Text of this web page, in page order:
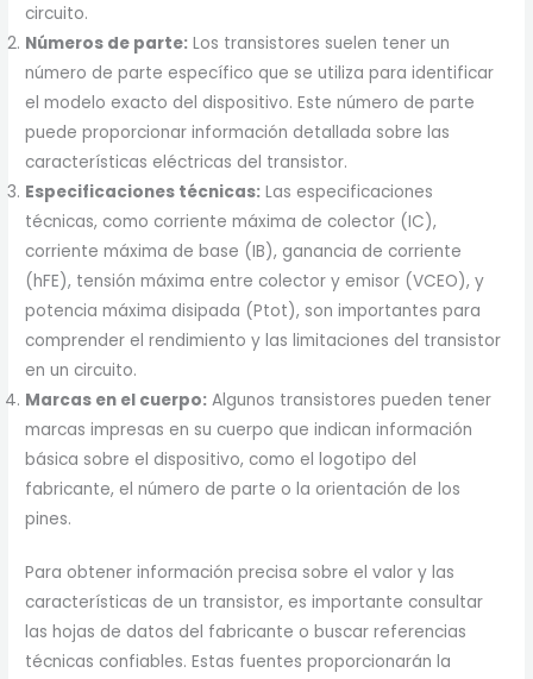
circuito.
Números de parte: Los transistores suelen tener un
número de parte específico que se utiliza para identificar
el modelo exacto del dispositivo. Este número de parte
puede proporcionar información detallada sobre las
características eléctricas del transistor.
Especificaciones técnicas: Las especificaciones
técnicas, como corriente máxima de colector (IC),
corriente máxima de base (IB), ganancia de corriente
(hFE), tensión máxima entre colector y emisor (VCEO), y
potencia máxima disipada (Ptot), son importantes para
comprender el rendimiento y las limitaciones del transistor
en un circuito.
Marcas en el cuerpo: Algunos transistores pueden tener
marcas impresas en su cuerpo que indican información
básica sobre el dispositivo, como el logotipo del
fabricante, el número de parte o la orientación de los
pines.
Para obtener información precisa sobre el valor y las
características de un transistor, es importante consultar
las hojas de datos del fabricante o buscar referencias
técnicas confiables. Estas fuentes proporcionarán la